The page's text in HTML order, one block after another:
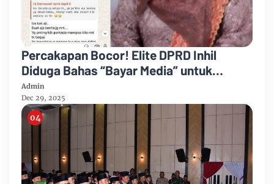
Percakapan Bocor! Elite DPRD Inhil
Diduga Bahas “Bayar Media” untuk
Dukung Kebijakan
Admin
Dec 29, 2025